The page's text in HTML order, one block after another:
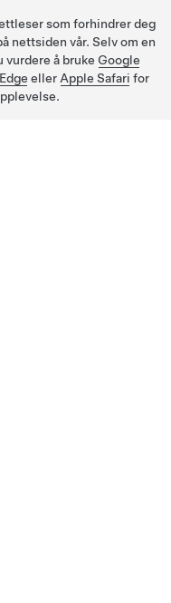
som forhindrer deg
nettsiden vår. Selv om en
vurdere å bruke Google
eller Apple Safari for